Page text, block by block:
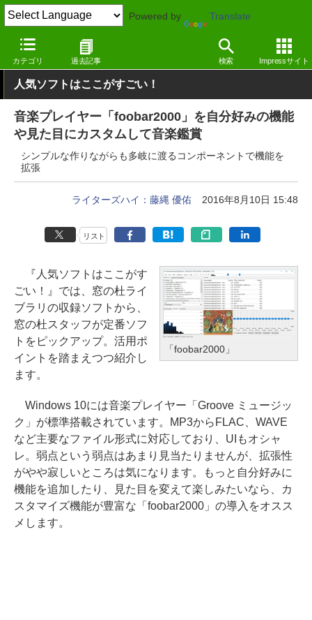
Powered by Translate
カテゴリ 過去記事 検索 Impressサイト
窓の杜 画像・映像・音楽
人気ソフトはここがすごい！
音楽プレイヤー「foobar2000」を自分好みの機能
や見た目にカスタムして音楽鑑賞
シンプルな作りながらも多岐に渡るコンポーネントで機能を
拡張
ライターズハイ：藤縄 優佑 2016年8月10日 15:48
リスト
「foobar2000」
『人気ソフトはここがす
ごい！』では、窓の杜ライ
ブラリの収録ソフトから、
窓の杜スタッフが定番ソフ
トをピックアップ。活用ポ
イントを踏まえつつ紹介し
ます。
Windows 10には音楽プレイヤー「Groove ミュージッ
ク」が標準搭載されています。MP3からFLAC、WAVE
など主要なファイル形式に対応しており、UIもオシャ
レ。弱点という弱点はあまり見当たりませんが、拡張性
がやや寂しいところは気になります。もっと自分好みに
機能を追加したり、見た目を変えて楽しみたいなら、カ
スタマイズ機能が豊富な「foobar2000」の導入をオスス
メします。